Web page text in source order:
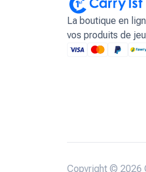
La boutique en
vos produits de
Copyright © 2026